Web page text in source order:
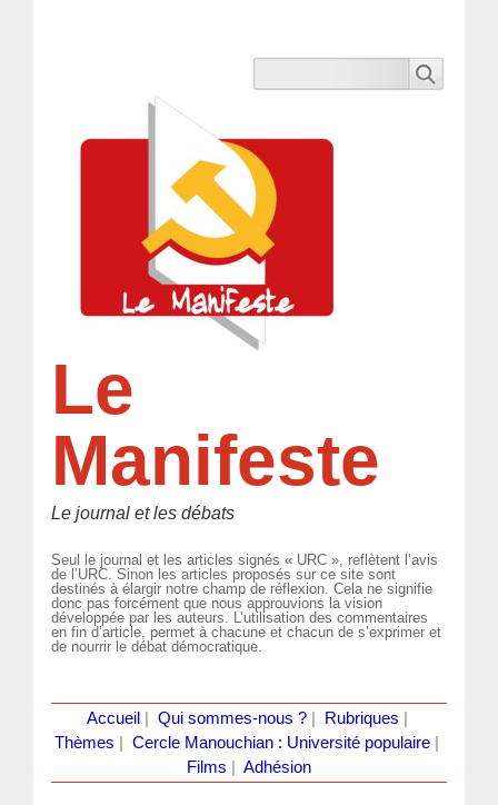
Le
Manifeste
Le journal et les débats
Seul le journal et les articles signés « URC », reflètent l’avis
de l’URC. Sinon les articles proposés sur ce site sont
destinés à élargir notre champ de réflexion. Cela ne signifie
donc pas forcément que nous approuvions la vision
développée par les auteurs. L’utilisation des commentaires
en fin d’article, permet à chacune et chacun de s’exprimer et
de nourrir le débat démocratique.
Accueil Qui sommes-nous ?| Rubriques
Thèmes
Cercle Manouchian : Université populaire
Films
Adhésion